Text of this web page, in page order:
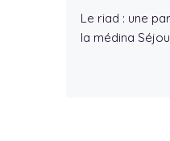
Le riad : une
la médina